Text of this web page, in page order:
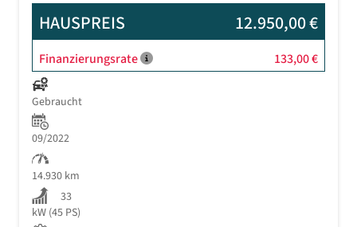
HAUSPREIS 12.950,00 €
Finanzierungsrate 133,00 €
Gebraucht
09/2022
14.930 km
33
kW (45 PS)